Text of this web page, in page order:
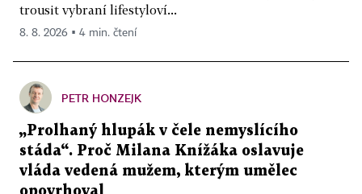
trousit vybraní lifestyloví...
8. 8. 2026 ▪ 4 min. čtení
PETR HONZEJK
„Prolhaný hlupák v čele nemyslícího
stáda“. Proč Milana Knížáka oslavuje
vláda vedená mužem, kterým umělec
opovrhoval